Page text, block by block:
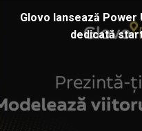
Glovo lansează Power
dedicată